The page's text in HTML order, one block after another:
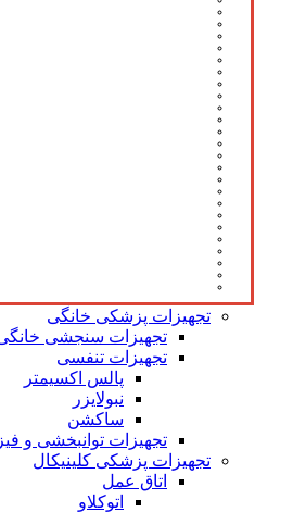
تجهیزات پزشکی خانگی
تجهیزات سنجشی
تجهیزات تنفسی
پالس اکسیمتر
نبولایزر
ساکشن
تجهیزات توانبخشی و
تجهیزات پزشکی کلینیکال
اتاق عمل
اتوکلاو